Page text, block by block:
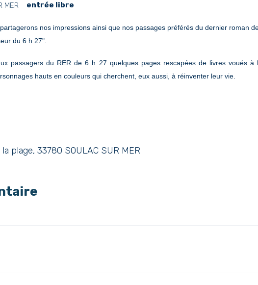
MER entrée libre
nos impressions ainsi que nos passages préférés du dernier roman
du 6 h 27".
passagers du RER de 6 h 27 quelques pages rescapées de livres voués à
hauts en couleurs qui cherchent, eux aussi, à réinventer leur vie.
plage, 33780 SOULAC SUR MER